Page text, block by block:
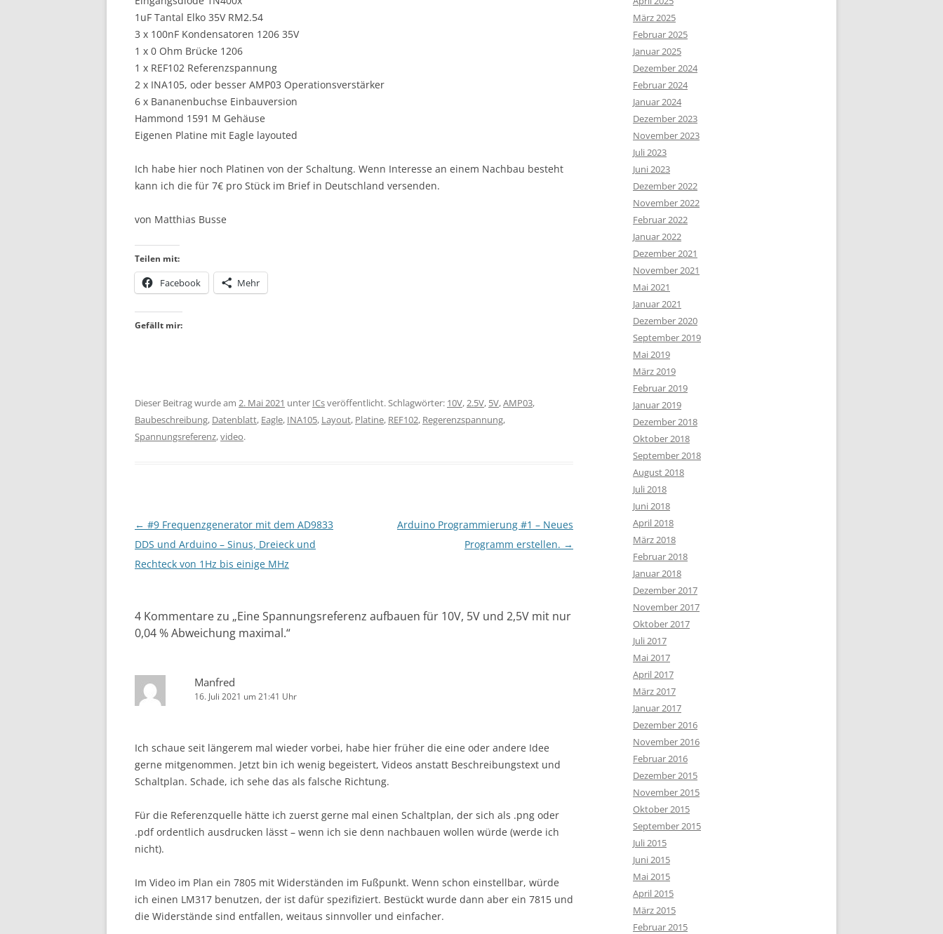
1uF Tantal Elko 35V RM2.54
3 x 100nF Kondensatoren 1206 35V
1 x 0 Ohm Brücke 1206
1 x REF102 Referenzspannung
2 x INA105, oder besser AMP03 Operationsverstärker
6 x Bananenbuchse Einbauversion
Hammond 1591 M Gehäuse
Eigenen Platine mit Eagle layouted
Ich habe hier noch Platinen von der Schaltung. Wenn Interesse an einem Nachbau besteht
kann ich die für 7€ pro Stück im Brief in Deutschland versenden.
von Matthias Busse
Teilen mit:
Facebook Mehr
Gefällt mir:
Dieser Beitrag wurde am 2. Mai 2021 unter ICsveröffentlicht. Schlagwörter: 10V,2.5V, 5V,AMP03,
Baubeschreibung, Datenblatt, Eagle, INA105, Layout, Platine, REF102, Regerenzspannung,
Spannungsreferenz,video.
Beitragsnavigation
← #9 Frequenzgenerator mit dem AD9833
DDS und Arduino – Sinus, Dreieck und
Rechteck von 1Hz bis einige MHz
Arduino Programmierung #1 – Neues
Programm erstellen. →
4 Kommentare zu „Eine Spannungsreferenz aufbauen für 10V, 5V und 2,5V mit nur
0,04 % Abweichung maximal.“
Manfred
16. Juli 2021 um 21:41 Uhr
Ich schaue seit längerem mal wieder vorbei, habe hier früher die eine oder andere Idee
gerne mitgenommen. Jetzt bin ich wenig begeistert, Videos anstatt Beschreibungstext und
Schaltplan. Schade, ich sehe das als falsche Richtung.
Für die Referenzquelle hätte ich zuerst gerne mal einen Schaltplan, der sich als .png oder
.pdf ordentlich ausdrucken lässt – wenn ich sie denn nachbauen wollen würde (werde ich
nicht).
Im Video im Plan ein 7805 mit Widerständen im Fußpunkt. Wenn schon einstellbar, würde
ich einen LM317 benutzen, der ist dafür spezifiziert. Bestückt wurde dann aber ein 7815 und
die Widerstände sind entfallen, weitaus sinnvoller und einfacher.
März 2025
Februar 2025
Januar 2025
Dezember 2024
Februar 2024
Januar 2024
Dezember 2023
November 2023
Juli 2023
Juni 2023
Dezember 2022
November 2022
Februar 2022
Januar 2022
Dezember 2021
November 2021
Mai 2021
Januar 2021
Dezember 2020
September 2019
Mai 2019
März 2019
Februar 2019
Januar 2019
Dezember 2018
Oktober 2018
September 2018
August 2018
Juli 2018
Juni 2018
April 2018
März 2018
Februar 2018
Januar 2018
Dezember 2017
November 2017
Oktober 2017
Juli 2017
Mai 2017
April 2017
März 2017
Januar 2017
Dezember 2016
November 2016
Februar 2016
Dezember 2015
November 2015
Oktober 2015
September 2015
Juli 2015
Juni 2015
Mai 2015
April 2015
März 2015
Februar 2015